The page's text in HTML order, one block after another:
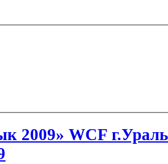
2009» WCF